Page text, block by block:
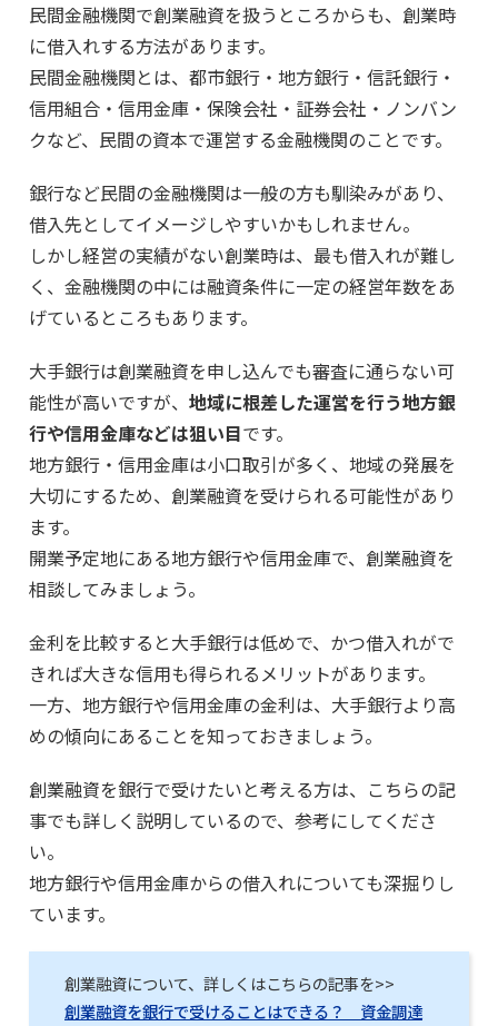
民間金融機関で創業融資を扱うところからも、創業時
に借入れする方法があります。
民間金融機関とは、都市銀行・地方銀行・信託銀行・
信用組合・信用金庫・保険会社・証券会社・ノンバン
クなど、民間の資本で運営する金融機関のことです。
銀行など民間の金融機関は一般の方も馴染みがあり、
借入先としてイメージしやすいかもしれません。
しかし経営の実績がない創業時は、最も借入れが難し
く、金融機関の中には融資条件に一定の経営年数をあ
げているところもあります。
大手銀行は創業融資を申し込んでも審査に通らない可
能性が高いですが、 地域に根差した運営を行う地方銀
行や信用金庫などは狙い目です。
地方銀行・信用金庫は小口取引が多く、地域の発展を
大切にするため、創業融資を受けられる可能性があり
ます。
開業予定地にある地方銀行や信用金庫で、創業融資を
相談してみましょう。
金利を比較すると大手銀行は低めで、かつ借入れがで
きれば大きな信用も得られるメリットがあります。
一方、地方銀行や信用金庫の金利は、大手銀行より高
めの傾向にあることを知っておきましょう。
創業融資を銀行で受けたいと考える方は、こちらの記
事でも詳しく説明しているので、参考にしてくださ
い。
地方銀行や信用金庫からの借入れについても深掘りし
ています。
創業融資について、詳しくはこちらの記事を>>
創業融資を銀行で受けることはできる？ 資金調達